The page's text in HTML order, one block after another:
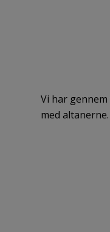
Vi har
med